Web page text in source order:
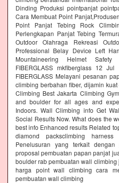
Dinding Produksi pointpanjat
Cara Membuat Point
Point Panjat Tebing Rock
Perlengkapan Panjat Tebing
Outdoor Olahraga Rekreasi
Professional Belay Device Left
Mountaineering Helmet
FIBERGLASS mkfiberglass 12
FIBERGLASS Melayani pesanan
climbing berbahan fiber, dijamin
Climbing Best Jakarta Climbing
and boulder for all ages and
Indoors. Wall Climbing‎ info Get
Social Results Now. What does the
best info Enhanced results Related
diamond packsclimbing
Penelusuran yang terkait
proposal pembuatan papan panjat
boulder rab pembuatan wall
harga point wall climbing cara
pembuatan wall climbing